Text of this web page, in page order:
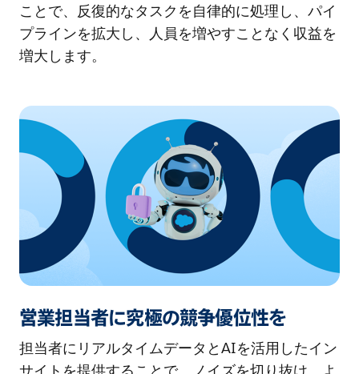
ことで、反復的なタスクを自律的に処理し、パイ
プラインを拡大し、人員を増やすことなく収益を
増大します。
営業担当者に究極の競争優位性を
担当者にリアルタイムデータとAIを活用したイン